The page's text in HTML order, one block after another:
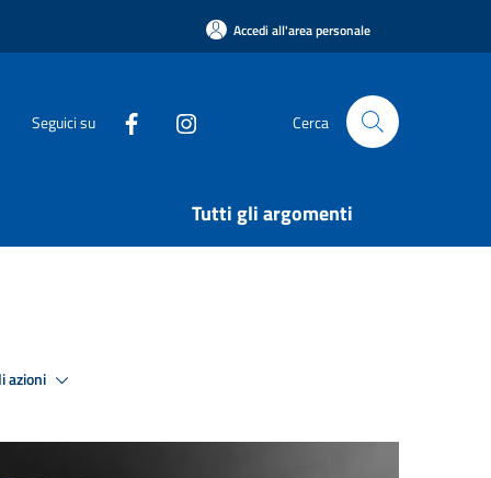
Accedi all'area personale
Seguici su Cerca
Tutti gli argomenti
azioni